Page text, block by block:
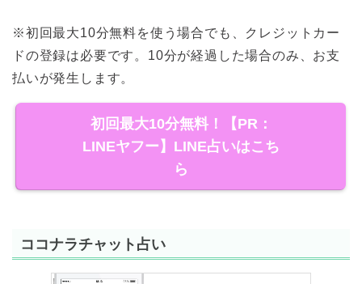
※初回最大10分無料を使う場合でも、クレジットカー
ドの登録は必要です。10分が経過した場合のみ、お支
払いが発生します。
初回最大10分無料！【PR：
LINEヤフー】LINE占いはこち
ら
ココナラチャット占い